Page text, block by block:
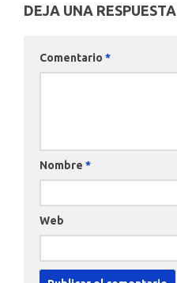
DEJA UNA RESPUESTA
Comentario *
Nombre *
Web